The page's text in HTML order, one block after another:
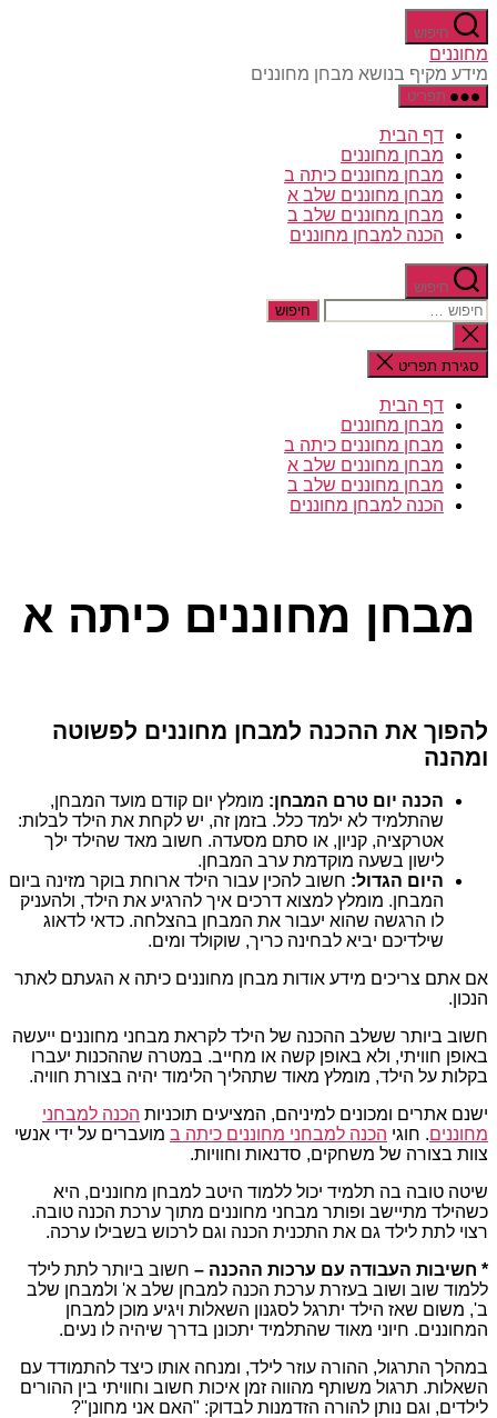
דלג
לתוכן חיפוש
מחוננים
מידע מקיף בנושא מבחן מחוננים
תפריט
דף הבית
מבחן מחוננים
מבחן מחוננים כיתה ב
מבחן מחוננים שלב א
מבחן מחוננים שלב ב
הכנה למבחן מחוננים
חיפוש
חיפוש:
סגירת
החיפוש
סגירת תפריט
דף הבית
מבחן מחוננים
מבחן מחוננים כיתה ב
מבחן מחוננים שלב א
מבחן מחוננים שלב ב
הכנה למבחן מחוננים
מבחן מחוננים כיתה א
להפוך את ההכנה למבחן מחוננים לפשוטה
ומהנה
הכנה יום טרם המבחן: מומלץ יום קודם מועד המבחן,
שהתלמיד לא ילמד כלל. בזמן זה, יש לקחת את הילד לבלות:
אטרקציה, קניון, או סתם מסעדה. חשוב מאד שהילד ילך
לישון בשעה מוקדמת ערב המבחן.
היום הגדול: חשוב להכין עבור הילד ארוחת בוקר מזינה ביום
המבחן. מומלץ למצוא דרכים איך להרגיע את הילד, ולהעניק
לו הרגשה שהוא יעבור את המבחן בהצלחה. כדאי לדאוג
שילדיכם יביא לבחינה כריך, שוקולד ומים.
אם אתם צריכים מידע אודות מבחן מחוננים כיתה א הגעתם לאתר
הנכון.
חשוב ביותר ששלב ההכנה של הילד לקראת מבחני מחוננים ייעשה
באופן חוויתי, ולא באופן קשה או מחייב. במטרה שההכנות יעברו
בקלות על הילד, מומלץ מאוד שתהליך הלימוד יהיה בצורת חוויה.
ישנם אתרים ומכונים למיניהם, המציעים תוכניות הכנה למבחני
מחוננים. חוגי הכנה למבחני מחוננים כיתה ב מועברים על ידי אנשי
צוות בצורה של משחקים, סדנאות וחוויות.
שיטה טובה בה תלמיד יכול ללמוד היטב למבחן מחוננים, היא
כשהילד מתיישב ופותר מבחני מחוננים מתוך ערכת הכנה טובה.
רצוי לתת לילד גם את התכנית הכנה וגם לרכוש בשבילו ערכה.
* חשיבות העבודה עם ערכות ההכנה – חשוב ביותר לתת לילד
ללמוד שוב ושוב בעזרת ערכת הכנה למבחן שלב א' ולמבחן שלב
ב', משום שאז הילד יתרגל לסגנון השאלות ויגיע מוכן למבחן
המחוננים. חיוני מאוד שהתלמיד יתכונן בדרך שיהיה לו נעים.
במהלך התרגול, ההורה עוזר לילד, ומנחה אותו כיצד להתמודד עם
השאלות. תרגול משותף מהווה זמן איכות חשוב וחוויתי בין ההורים
לילדים, וגם נותן להורה הזדמנות לבדוק: "האם אני מחונן"?